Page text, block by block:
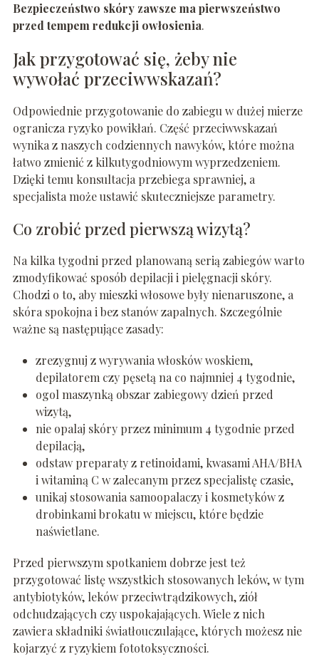
Bezpieczeństwo skóry zawsze ma pierwszeństwo
przed tempem redukcji owłosienia.
Jak przygotować się, żeby nie
wywołać przeciwwskazań?
Odpowiednie przygotowanie do zabiegu w dużej mierze
ogranicza ryzyko powikłań. Część przeciwwskazań
wynika z naszych codziennych nawyków, które można
łatwo zmienić z kilkutygodniowym wyprzedzeniem.
Dzięki temu konsultacja przebiega sprawniej, a
specjalista może ustawić skuteczniejsze parametry.
Co zrobić przed pierwszą wizytą?
Na kilka tygodni przed planowaną serią zabiegów warto
zmodyfikować sposób depilacji i pielęgnacji skóry.
Chodzi o to, aby mieszki włosowe były nienaruszone, a
skóra spokojna i bez stanów zapalnych. Szczególnie
ważne są następujące zasady:
zrezygnuj z wyrywania włosków woskiem,
depilatorem czy pęsetą na co najmniej 4 tygodnie,
ogol maszynką obszar zabiegowy dzień przed
wizytą,
nie opalaj skóry przez minimum 4 tygodnie przed
depilacją,
odstaw preparaty z retinoidami, kwasami AHA/BHA
i witaminą C w zalecanym przez specjalistę czasie,
unikaj stosowania samoopalaczy i kosmetyków z
drobinkami brokatu w miejscu, które będzie
naświetlane.
Przed pierwszym spotkaniem dobrze jest też
przygotować listę wszystkich stosowanych leków, w tym
antybiotyków, leków przeciwtrądzikowych, ziół
odchudzających czy uspokajających. Wiele z nich
zawiera składniki światłouczulające, których możesz nie
kojarzyć z ryzykiem fototoksyczności.